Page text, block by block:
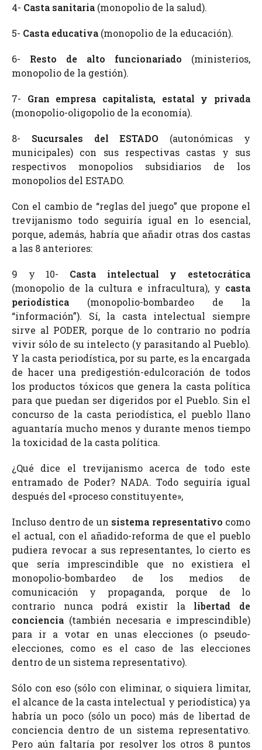
4- Casta sanitaria (monopolio de la salud).
5- Casta educativa (monopolio de la educación).
6- Resto de alto funcionariado (ministerios,
monopolio de la gestión).
7- Gran empresa capitalista, estatal y privada
(monopolio-oligopolio de la economía).
8- Sucursales del ESTADO (autonómicas y
municipales) con sus respectivas castas y sus
respectivos monopolios subsidiarios de los
monopolios del ESTADO.
Con el cambio de “reglas del juego” que propone el
trevijanismo todo seguiría igual en lo esencial,
porque, además, habría que añadir otras dos castas
a las 8 anteriores:
9 y 10- Casta intelectual y estetocrática
(monopolio de la cultura e infracultura), y casta
periodística (monopolio-bombardeo de la
“información”). Sí, la casta intelectual siempre
sirve al PODER, porque de lo contrario no podría
vivir sólo de su intelecto (y parasitando al Pueblo).
Y la casta periodística, por su parte, es la encargada
de hacer una predigestión-edulcoración de todos
los productos tóxicos que genera la casta política
para que puedan ser digeridos por el Pueblo. Sin el
concurso de la casta periodística, el pueblo llano
aguantaría mucho menos y durante menos tiempo
la toxicidad de la casta política.
¿Qué dice el trevijanismo acerca de todo este
entramado de Poder? NADA. Todo seguiría igual
después del «proceso constituyente»,
Incluso dentro de un sistema representativo como
el actual, con el añadido-reforma de que el pueblo
pudiera revocar a sus representantes, lo cierto es
que sería imprescindible que no existiera el
monopolio-bombardeo de los medios de
comunicación y propaganda, porque de lo
contrario nunca podrá existir la libertad de
conciencia (también necesaria e imprescindible)
para ir a votar en unas elecciones (o pseudo-
elecciones, como es el caso de las elecciones
dentro de un sistema representativo).
Sólo con eso (sólo con eliminar, o siquiera limitar,
el alcance de la casta intelectual y periodística) ya
habría un poco (sólo un poco) más de libertad de
conciencia dentro de un sistema representativo.
Pero aún faltaría por resolver los otros 8 puntos